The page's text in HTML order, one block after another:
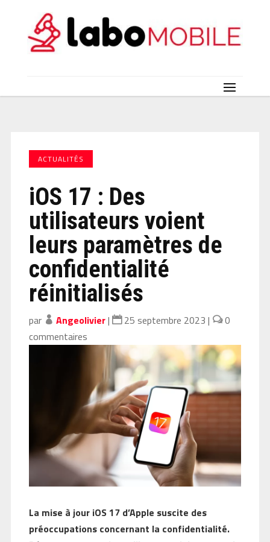
ACTUALITÉS
iOS 17 : Des
utilisateurs voient
leurs paramètres de
confidentialité
réinitialisés
par Angeolivier| 25 septembre 2023 |
0
commentaires
La mise à jour iOS 17 d’Apple suscite des
préoccupations concernant la confidentialité.